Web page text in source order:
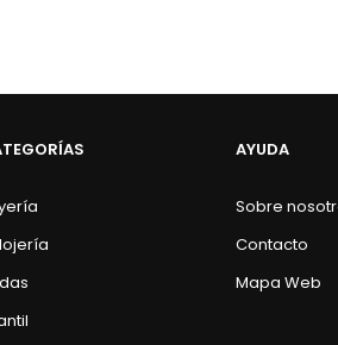
AYUDA
Sobre
Contacto
Mapa Web